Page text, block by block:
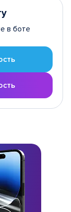
в боте